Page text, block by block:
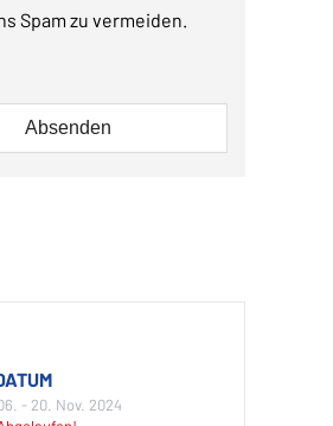
Spam zu vermeiden.
Absenden
- 20. Nov. 2024